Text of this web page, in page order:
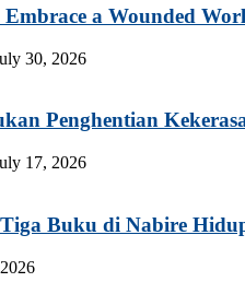
a Wounded
30, 2026
Penghentian
17, 2026
Buku di Nabire